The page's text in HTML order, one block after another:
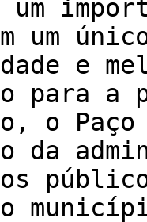
um
um
e
para a
o
da